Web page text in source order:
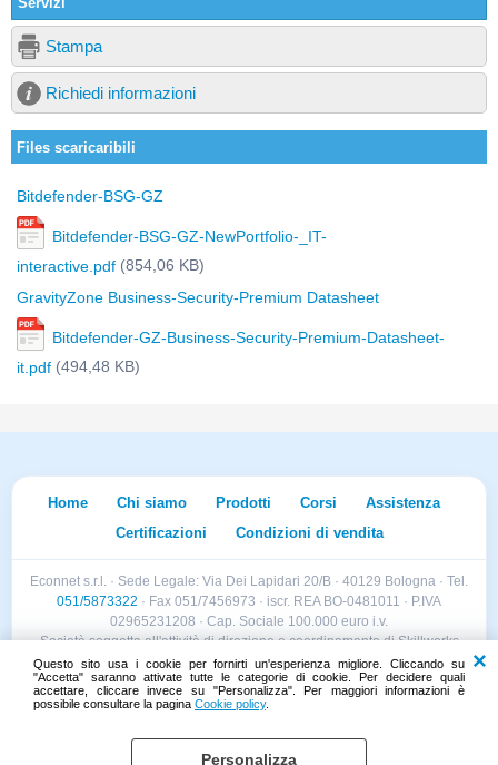
Questo sito usa i cookie per fornirti un'esperienza migliore. Cliccando su
"Accetta" saranno attivate tutte le categorie di cookie. Per decidere quali
accettare, cliccare invece su "Personalizza". Per maggiori informazioni è
possibile consultare la pagina Cookie policy.
Personalizza
Stampa
Richiedi informazioni
Files scaricaribili
Bitdefender-BSG-GZ
Bitdefender-BSG-GZ-NewPortfolio-_IT-
interactive.pdf (854,06 KB)
GravityZone Business-Security-Premium Datasheet
Bitdefender-GZ-Business-Security-Premium-Datasheet-
it.pdf (494,48 KB)
Home Chi siamo Prodotti Corsi
Assistenza
Certificazioni
Condizioni di vendita
Econnet s.r.l. · Sede Legale: Via Dei Lapidari 20/B · 40129 Bologna · Tel.
051/5873322 · Fax 051/7456973 · iscr. REA BO-0481011 · P.IVA
02965231208 · Cap. Sociale 100.000 euro i.v.
Società soggetta all'attività di direzione e coordinamento di Skillworks
Holding s.r.l. · Sede Legale: Via Vittorio Emanuele II 28 · Roncadelle (BS)
- C.F. 04151440981